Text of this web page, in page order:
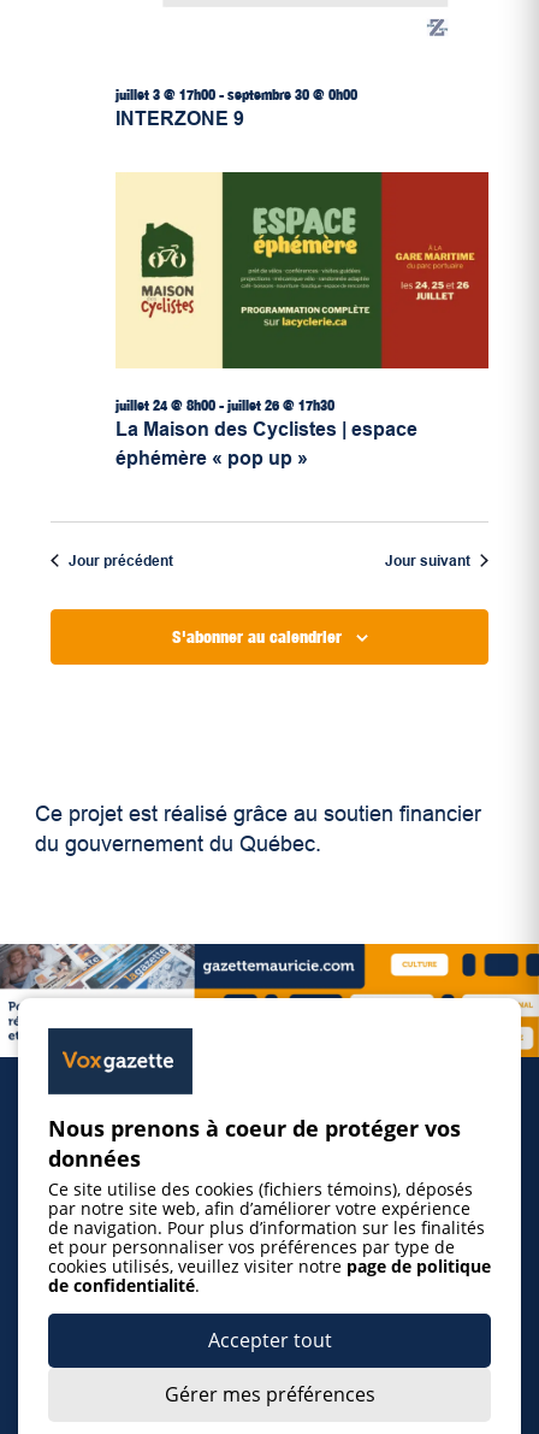
INTERZONE 9
juillet 3 @ 17h00- septembre 30 @ 0h00
La Maison des Cyclistes | espace
éphémère « pop up »
juillet 24 @ 8h00- juillet 26 @ 17h30
Jour précédent Jour suivant
S'abonner au calendrier
Ce projet est réalisé grâce au soutien financier
du gouvernement du Québec.
Inscrire un événement
© 2026 Gazette de la Mauricie. Tous droits
Nous prenons à coeur de protéger vos
données
Ce site utilise des cookies (fichiers témoins), déposés
par notre site web, afin d’améliorer votre expérience
de navigation. Pour plus d’information sur les finalités
et pour personnaliser vos préférences par type de
cookies utilisés, veuillez visiter notre page de politique
de confidentialité.
Accepter tout
Gérer mes préférences